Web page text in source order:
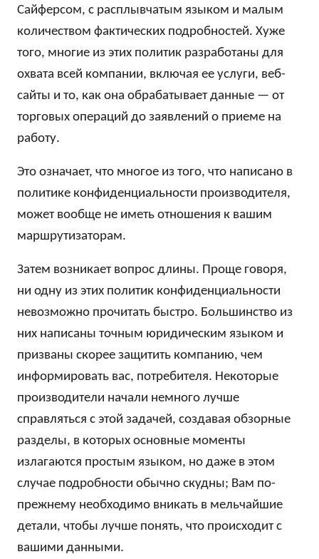
Сайферсом, с расплывчатым языком и малым
количеством фактических подробностей. Хуже
того, многие из этих политик разработаны для
охвата всей компании, включая ее услуги, веб-
сайты и то, как она обрабатывает данные — от
торговых операций до заявлений о приеме на
работу.
Это означает, что многое из того, что написано в
политике конфиденциальности производителя,
может вообще не иметь отношения к вашим
маршрутизаторам.
Затем возникает вопрос длины. Проще говоря,
ни одну из этих политик конфиденциальности
невозможно прочитать быстро. Большинство из
них написаны точным юридическим языком и
призваны скорее защитить компанию, чем
информировать вас, потребителя. Некоторые
производители начали немного лучше
справляться с этой задачей, создавая обзорные
разделы, в которых основные моменты
излагаются простым языком, но даже в этом
случае подробности обычно скудны; Вам по-
прежнему необходимо вникать в мельчайшие
детали, чтобы лучше понять, что происходит с
вашими данными.